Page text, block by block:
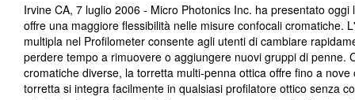
Irvine CA, 7 luglio 2006 - Micro Photonics Inc. ha presentato
offre una maggiore flessibilità nelle misure confocali cromatiche.
multipla nel Profilometer consente agli utenti di cambiare
perdere tempo a rimuovere o aggiungere nuovi gruppi di penne.
cromatiche diverse, la torretta multi-penna ottica offre fino a
torretta si integra facilmente in qualsiasi profilatore ottico senza